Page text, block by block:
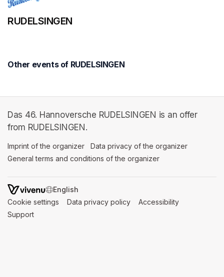
RUDELSINGEN
Other events of RUDELSINGEN
Das 46. Hannoversche RUDELSINGEN is an offer
from RUDELSINGEN.
Imprint of the organizer (opens in a new tab)
Data privacy of the organizer
General terms and conditions of the organizer
SWITCH LANGUAGE
Cookie settings (opens in a new tab)
Data privacy policy (opens in a new tab)
Accessibility
Support